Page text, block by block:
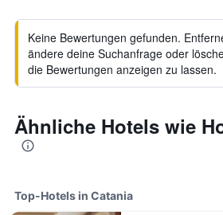
Keine Bewertungen gefunden.
ändere deine Suchanfrage oder
die Bewertungen anzeigen zu lassen.
Ähnliche Hotels wie
Top-Hotels in Catania